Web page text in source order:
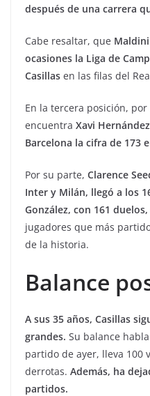
después de una carrera
Cabe resaltar, que
ocasiones la Liga de
Casillas en las filas del
En la tercera posición,
encuentra Xavi
Barcelona la cifra de 173
Por su parte, Clarence
Inter y Milán, llegó a los
González, con 161 duelos,
jugadores que más
de la historia.
Balance
A sus 35 años, Casillas
grandes. Su balance
partido de ayer, lleva 100
derrotas. Además, ha
partidos.